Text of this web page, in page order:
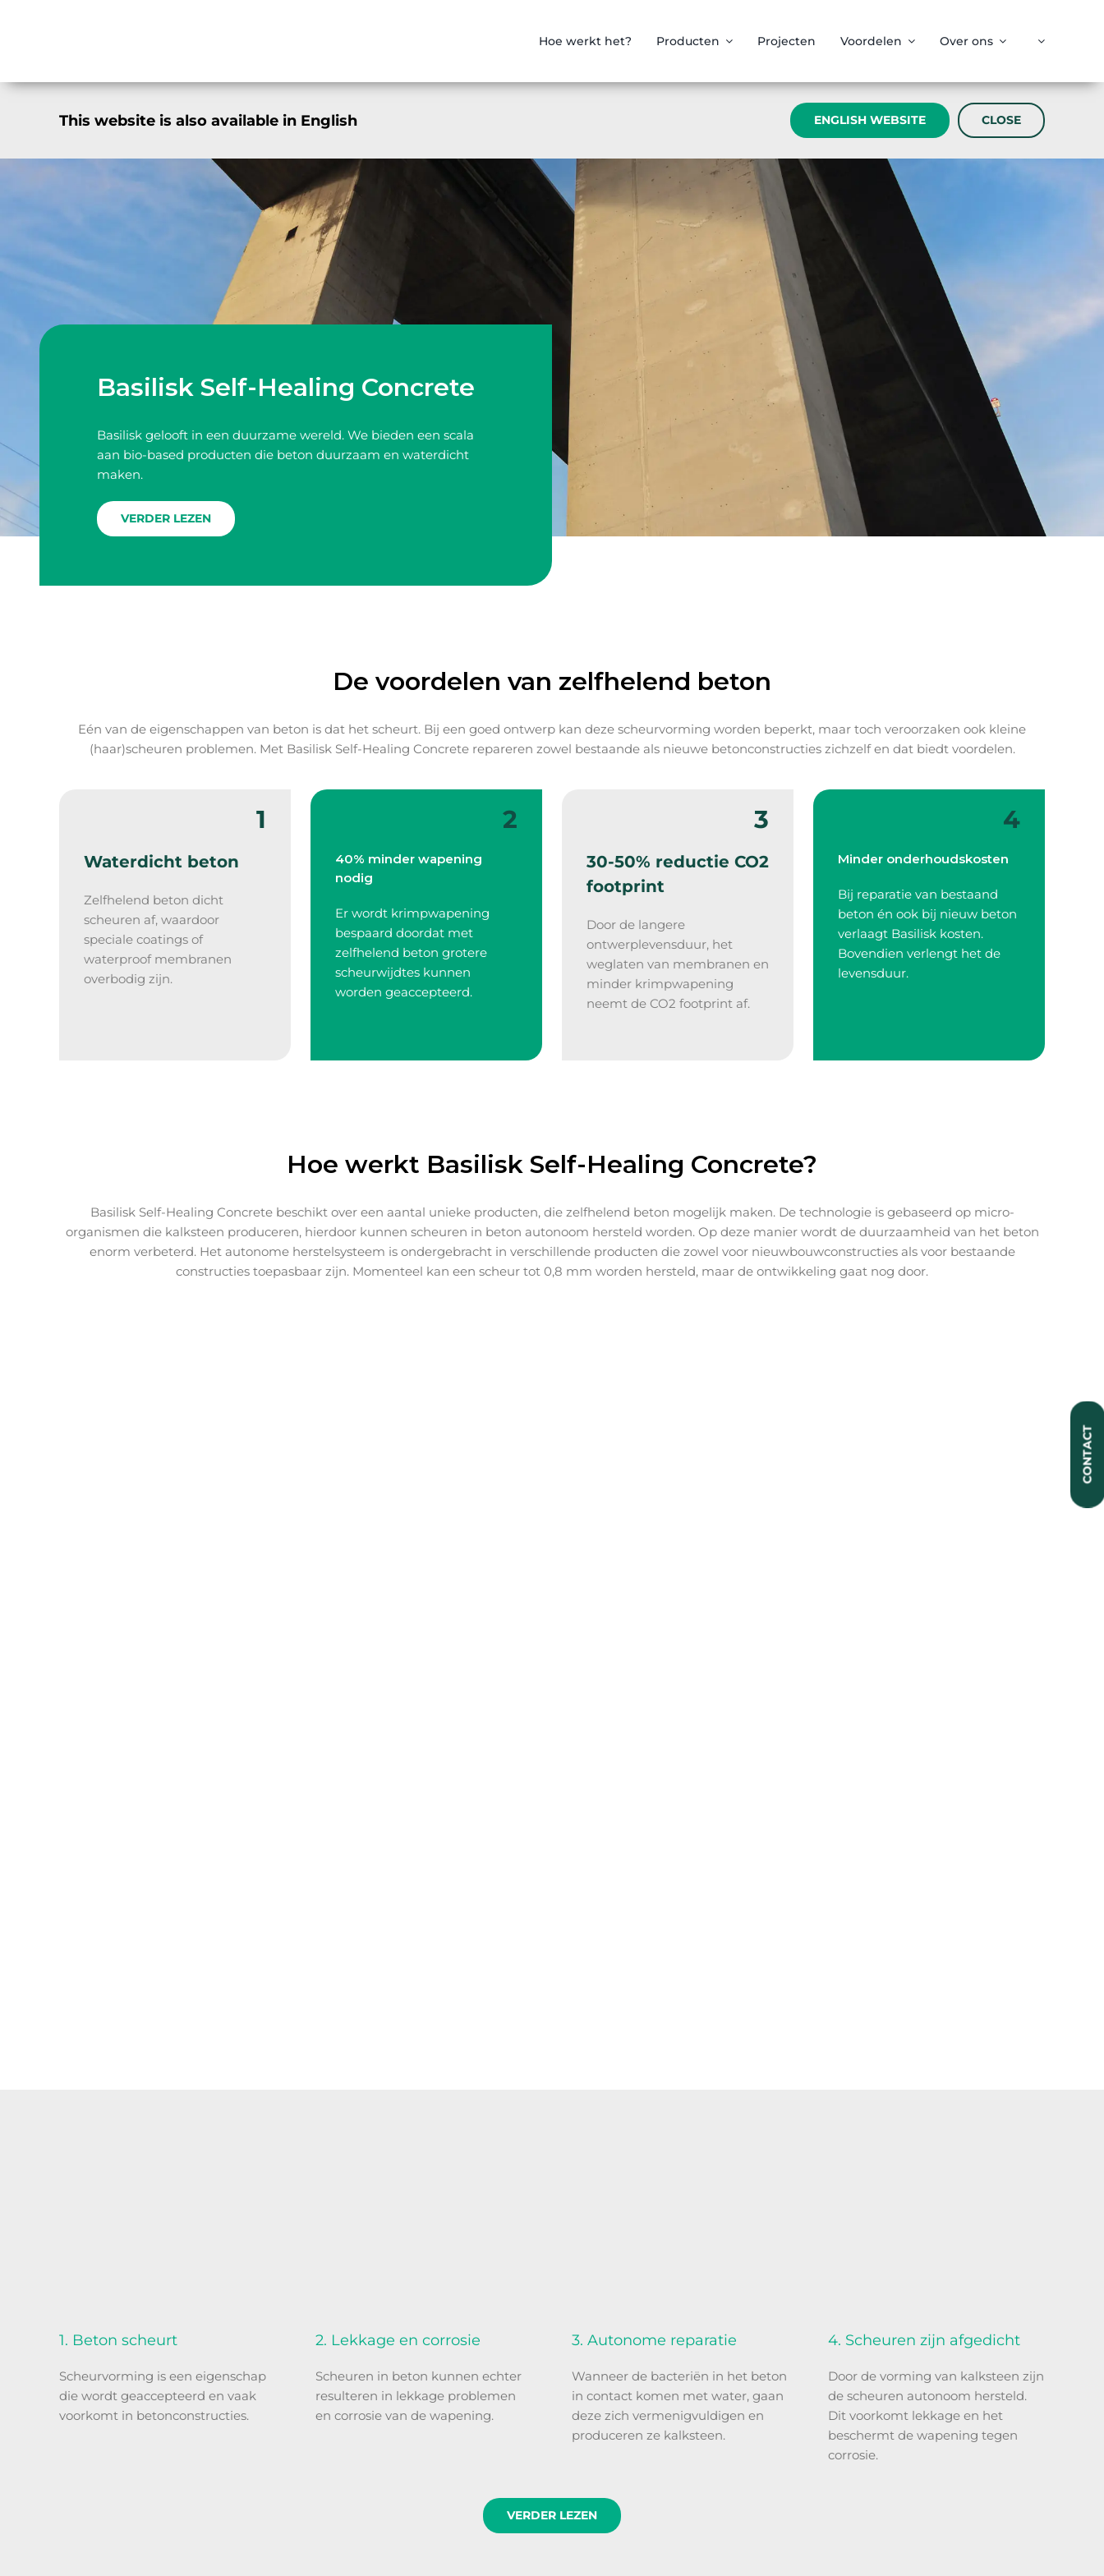
Hoe werkt het? Producten Projecten Voordelen Over ons
This website is also available in English ENGLISH WEBSITE CLOSE
Basilisk Self-Healing Concrete
Basilisk gelooft in een duurzame wereld. We bieden een scala
aan bio-based producten die beton duurzaam en waterdicht
maken.
VERDER LEZEN
De voordelen van zelfhelend beton
Eén van de eigenschappen van beton is dat het scheurt. Bij een goed ontwerp kan deze scheurvorming worden beperkt, maar toch veroorzaken ook kleine
(haar)scheuren problemen. Met Basilisk Self-Healing Concrete repareren zowel bestaande als nieuwe betonconstructies zichzelf en dat biedt voordelen.
1
Waterdicht beton
Zelfhelend beton dicht
scheuren af, waardoor
speciale coatings of
waterproof membranen
overbodig zijn.
2
40% minder wapening
nodig
Er wordt krimpwapening
bespaard doordat met
zelfhelend beton grotere
scheurwijdtes kunnen
worden geaccepteerd.
3
30-50% reductie CO2
footprint
Door de langere
ontwerplevensduur, het
weglaten van membranen en
minder krimpwapening
neemt de CO2 footprint af.
4
Minder onderhoudskosten
Bij reparatie van bestaand
beton én ook bij nieuw beton
verlaagt Basilisk kosten.
Bovendien verlengt het de
levensduur.
Hoe werkt Basilisk Self-Healing Concrete?
Basilisk Self-Healing Concrete beschikt over een aantal unieke producten, die zelfhelend beton mogelijk maken. De technologie is gebaseerd op micro-
organismen die kalksteen produceren, hierdoor kunnen scheuren in beton autonoom hersteld worden. Op deze manier wordt de duurzaamheid van het beton
enorm verbeterd. Het autonome herstelsysteem is ondergebracht in verschillende producten die zowel voor nieuwbouwconstructies als voor bestaande
constructies toepasbaar zijn. Momenteel kan een scheur tot 0,8 mm worden hersteld, maar de ontwikkeling gaat nog door.
1. Beton scheurt
Scheurvorming is een eigenschap
die wordt geaccepteerd en vaak
voorkomt in betonconstructies.
2. Lekkage en corrosie
Scheuren in beton kunnen echter
resulteren in lekkage problemen
en corrosie van de wapening.
3. Autonome reparatie
Wanneer de bacteriën in het beton
in contact komen met water, gaan
deze zich vermenigvuldigen en
produceren ze kalksteen.
4. Scheuren zijn afgedicht
Door de vorming van kalksteen zijn
de scheuren autonoom hersteld.
Dit voorkomt lekkage en het
beschermt de wapening tegen
corrosie.
VERDER LEZEN
CONTACT